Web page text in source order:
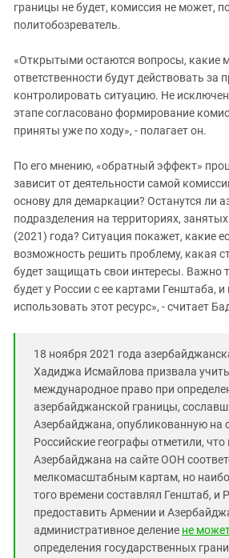
границы не будет, комиссия не может,
политобозреватель.
«Открытыми остаются вопросы, какие
ответственности будут действовать за
контролировать ситуацию. Не
этапе согласовано формирование
приняты уже по ходу», - полагает он.
По его мнению, «обратный эффект»
зависит от деятельности самой
основу для демаркации? Останутся ли
подразделения на территориях,
(2021) года? Ситуация покажет, какие
возможность решить проблему, какая
будет защищать свои интересы. Важно
будет у России с ее картами Генштаба,
использовать этот ресурс», - считает
18 ноября 2021 года
Хадиджа Исмайлова призвала
международное право при
азербайджанской границы,
Азербайджана, опубликованную на
Российские географы отметили, что
Азербайджана на сайте ООН
мелкомасштабным картам, но
того времени составлял Генштаб, и
предоставить Армении и
административное деление не
определения государственных